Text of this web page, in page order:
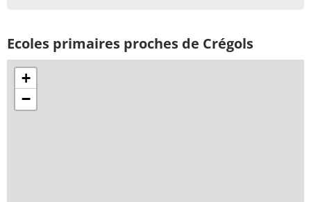
Ecoles primaires proches de Crégols
+
−